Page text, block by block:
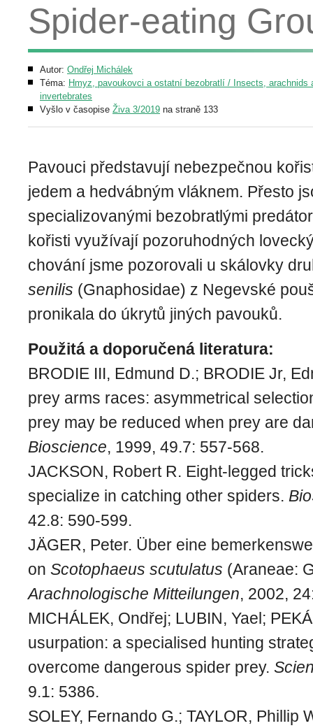
Spider-eating
Autor: Ondřej Michálek
Téma: Hmyz, pavoukovci a ostatní bezobratlí / Insects, arachnids
invertebrates
Vyšlo v časopise Živa 3/2019 na straně 133
Pavouci představují nebezpečnou
jedem a hedvábným vláknem. Přesto
specializovanými bezobratlými
kořisti využívají pozoruhodných
chování jsme pozorovali u skálovky
senilis (Gnaphosidae) z Negevské
pronikala do úkrytů jiných pavouků.
Použitá a doporučená literatura:
BRODIE III, Edmund D.; BRODIE Jr,
prey arms races: asymmetrical
prey may be reduced when prey are
Bioscience, 1999, 49.7: 557-568.
JACKSON, Robert R. Eight-legged
specialize in catching other spiders.
42.8: 590-599.
JÄGER, Peter. Über eine
on Scotophaeus scutulatus (Araneae:
Arachnologische Mitteilungen, 2002,
MICHÁLEK, Ondřej; LUBIN, Yael;
usurpation: a specialised hunting
overcome dangerous spider prey.
9.1: 5386.
SOLEY, Fernando G.; TAYLOR, Phillip